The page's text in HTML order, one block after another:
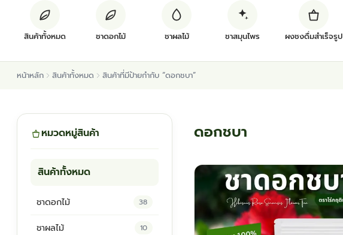
สินค้าทั้งหมด ชาดอกไม้ ชาผลไม้ ชาสมุนไพร ผงชงดื่มสำเร็จรูป
หน้าหลัก สินค้าทั้งหมด สินค้าที่มีป้ายกำกับ “ดอกชบา”
หมวดหมู่สินค้า
สินค้าทั้งหมด
ชาดอกไม้ 38
ชาผลไม้ 10
ดอกชบา